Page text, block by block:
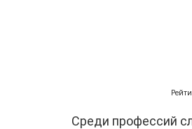
Среди профессий